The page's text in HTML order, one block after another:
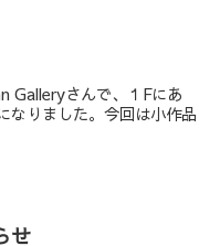
Galleryさんで、１Fにあ
なりました。今回は小作品
せ